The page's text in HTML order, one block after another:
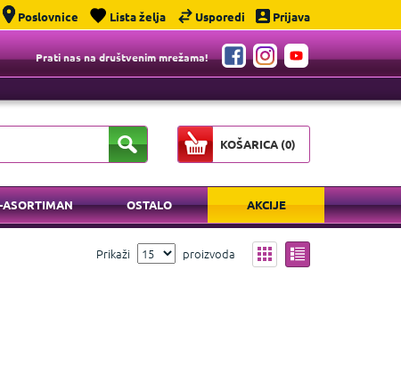
Poslovnice Lista želja Usporedi Prijava
Prati nas na društvenim mrežama!
KOŠARICA (0)
ASORTIMAN OSTALO AKCIJE
Prikaži proizvoda